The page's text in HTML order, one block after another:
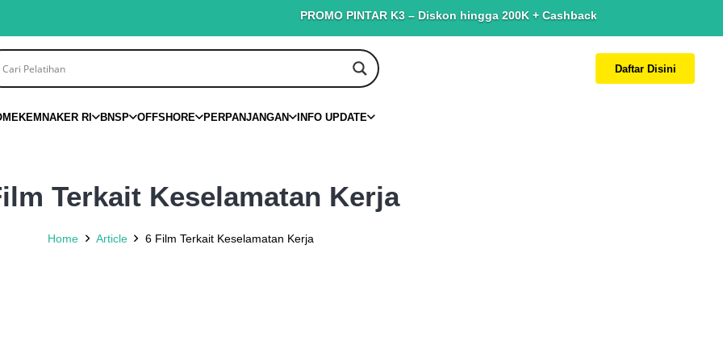
PROMO PINTAR K3 – Diskon hingga 200K + Cashback hingga 150K. Terbatas
Daftar Disini
KEMNAKER RI BNSP OFFSHORE PERPANJANGAN INFO UPDATE
Terkait Keselamatan Kerja
Home Article 6 Film Terkait Keselamatan Kerja